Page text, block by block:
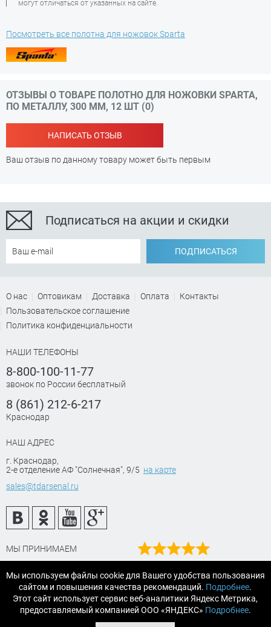
могут отличаться от указанных на сайте.
Посмотреть все полотна для ножовок Sparta
ОТЗЫВЫ О ТОВАРЕ ПОЛОТНО ДЛЯ НОЖОВКИ SPARTA,
ПО МЕТАЛЛУ, 300 ММ, 12 ШТ (0)
НАПИСАТЬ ОТЗЫВ
Ваш отзыв по данному товару может быть первым
Подписаться на акции и скидки
ПОДПИСАТЬСЯ
О нас Оптовикам Доставка Оплата
Контакты
Пользовательское соглашение
Политика конфиденциальности
НАШИ ТЕЛЕФОНЫ
8-800-100-11-77
звонок по России бесплатный
8 (861) 212-6-217
Краснодар
НАШ АДРЕС
г. Краснодар,
2-е отделение АФ "Солнечная", 9/5 на карте
sales@tdarsenal.ru
МЫ ПРИНИМАЕМ
на Яндекс маркет
Читайте отзывы
Мы используем файлы cookie для Вашего удобства пользования
сайтом и повышения качества рекомендаций. Подробнее.
Этот сайт использует сервис веб-аналитики Яндекс Метрика,
предоставляемый компанией ООО «ЯНДЕКС» Подробнее.